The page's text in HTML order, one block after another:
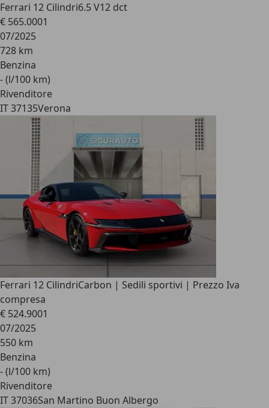
Ferrari 12 Cilindri6.5 V12 dct
€ 565.0001
07/2025
728 km
Benzina
- (l/100 km)
Rivenditore
IT 37135Verona
Ferrari 12 CilindriCarbon | Sedili sportivi | Prezzo Iva
compresa
€ 524.9001
07/2025
550 km
Benzina
- (l/100 km)
Rivenditore
IT 37036San Martino Buon Albergo